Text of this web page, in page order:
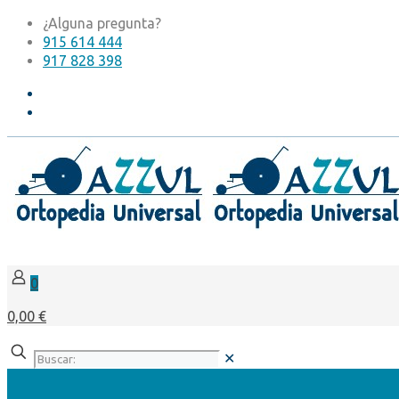
¿Alguna pregunta?
915 614 444
917 828 398
0
0,00 €
✕